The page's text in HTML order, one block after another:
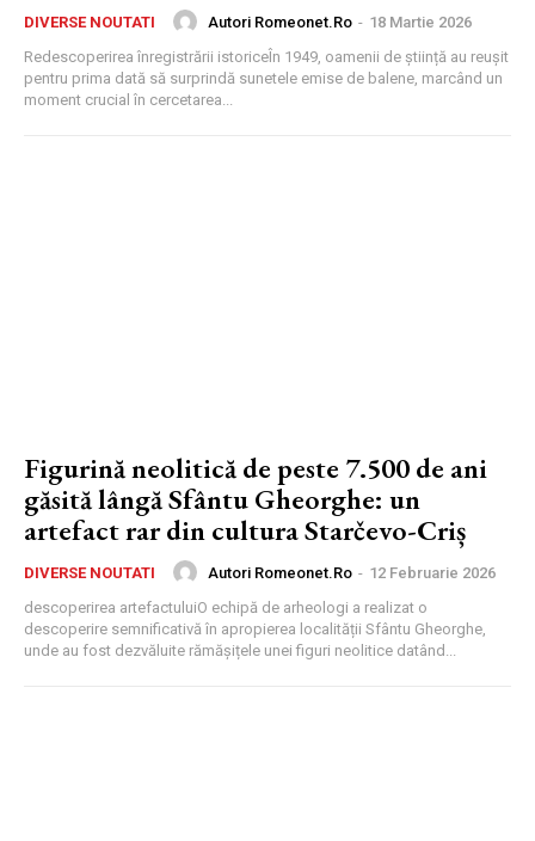
DIVERSE NOUTATI Autori Romeonet.ro - 18 Martie 2026
Redescoperirea înregistrării istoriceÎn 1949, oamenii de știință au reușit
pentru prima dată să surprindă sunetele emise de balene, marcând un
moment crucial în cercetarea...
Figurină neolitică de peste 7.500 de ani
găsită lângă Sfântu Gheorghe: un
artefact rar din cultura Starčevo-Criș
DIVERSE NOUTATI Autori Romeonet.ro - 12 Februarie 2026
descoperirea artefactuluiO echipă de arheologi a realizat o
descoperire semnificativă în apropierea localității Sfântu Gheorghe,
unde au fost dezvăluite rămășițele unei figuri neolitice datând...